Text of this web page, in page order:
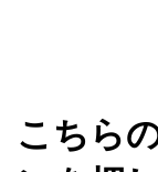
こちら